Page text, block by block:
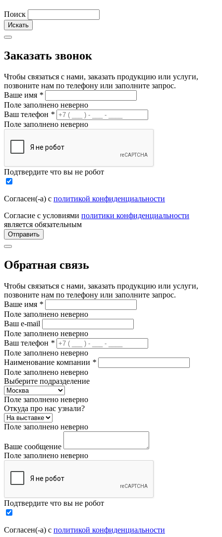
Поиск
Заказать звонок
Чтобы связаться с нами, заказать продукцию или услуги,
позвоните нам по телефону или заполните запрос.
Ваше имя *
Поле заполнено неверно
Ваш телефон *
Поле заполнено неверно
Подтвердите что вы не робот
Согласен(-а) с политикой конфиденциальности
Согласие с условиями политики конфиденциальности
является обязательным
Отправить
Обратная связь
Чтобы связаться с нами, заказать продукцию или услуги,
позвоните нам по телефону или заполните запрос.
Ваше имя *
Поле заполнено неверно
Ваш e-mail
Поле заполнено неверно
Ваш телефон *
Поле заполнено неверно
Наименование компании *
Поле заполнено неверно
Выберите подразделение
Поле заполнено неверно
Откуда про нас узнали?
Поле заполнено неверно
Ваше сообщение
Поле заполнено неверно
Подтвердите что вы не робот
Согласен(-а) с политикой конфиденциальности